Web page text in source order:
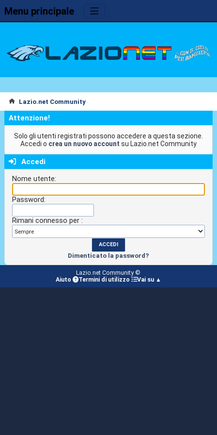
Menu principale
Lazio.net Community
Attenzione!
Solo gli utenti registrati possono accedere a questa sezione.
Accedi o crea un nuovo account su Lazio.net Community
Accedi
Nome utente:
Password:
Rimani connesso per :
Dimenticato la password?
Lazio.net Community ©
Aiuto
Termini di utilizzo Vai su ▲